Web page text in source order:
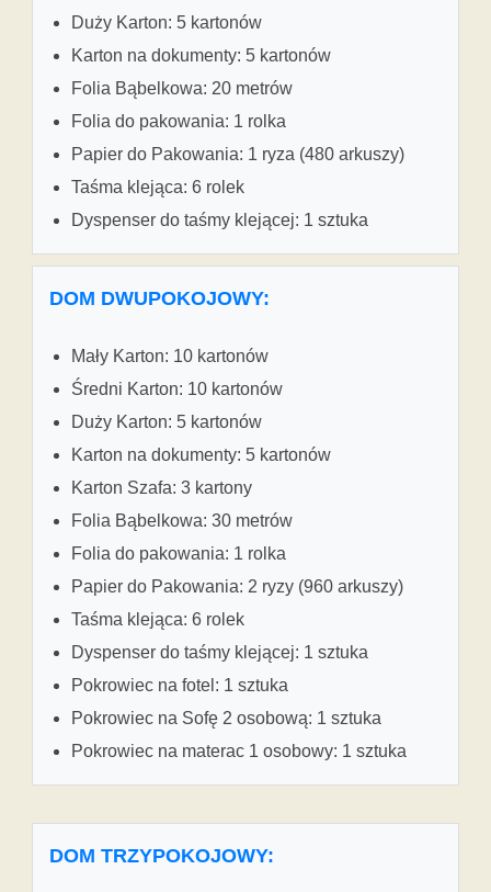
Duży Karton: 5 kartonów
Karton na dokumenty: 5 kartonów
Folia Bąbelkowa: 20 metrów
Folia do pakowania: 1 rolka
Papier do Pakowania: 1 ryza (480 arkuszy)
Taśma klejąca: 6 rolek
Dyspenser do taśmy klejącej: 1 sztuka
DOM DWUPOKOJOWY:
Mały Karton: 10 kartonów
Średni Karton: 10 kartonów
Duży Karton: 5 kartonów
Karton na dokumenty: 5 kartonów
Karton Szafa: 3 kartony
Folia Bąbelkowa: 30 metrów
Folia do pakowania: 1 rolka
Papier do Pakowania: 2 ryzy (960 arkuszy)
Taśma klejąca: 6 rolek
Dyspenser do taśmy klejącej: 1 sztuka
Pokrowiec na fotel: 1 sztuka
Pokrowiec na Sofę 2 osobową: 1 sztuka
Pokrowiec na materac 1 osobowy: 1 sztuka
DOM TRZYPOKOJOWY: